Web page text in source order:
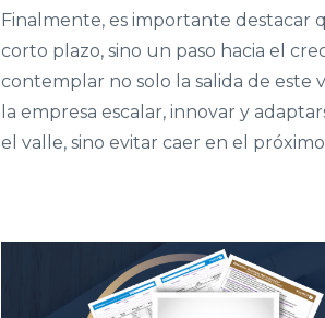
Finalmente, es importante destacar
corto plazo, sino un paso hacia el
contemplar no solo la salida de este
la empresa escalar, innovar y
el valle, sino evitar caer en el